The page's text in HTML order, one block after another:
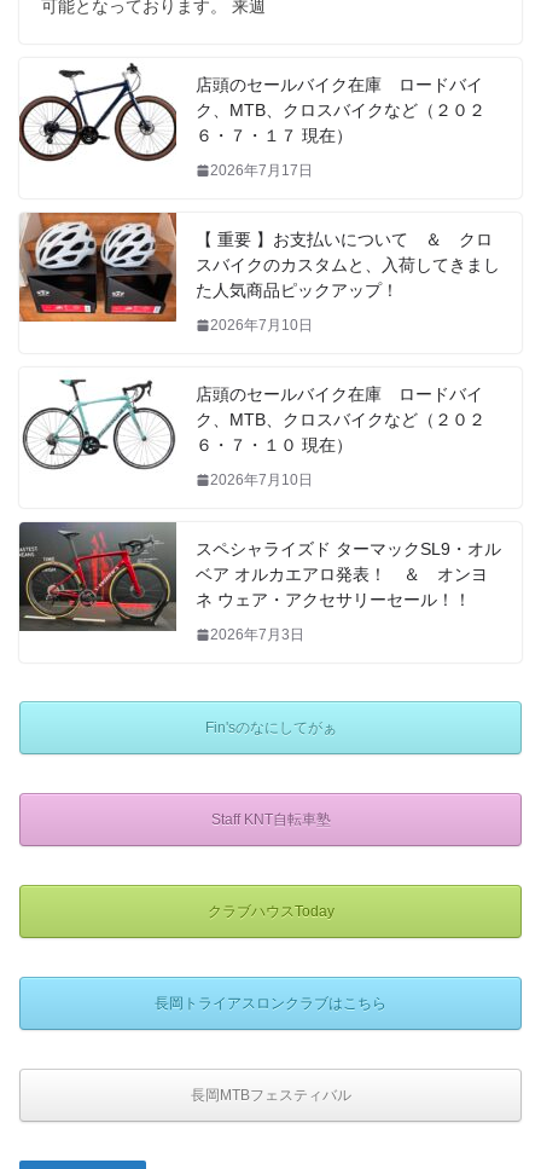
可能となっております。 来週
店頭のセールバイク在庫 ロードバイ
ク、MTB、クロスバイクなど（２０２
６・７・１７ 現在）
2026年7月17日
【 重要 】お支払いについて ＆ クロ
スバイクのカスタムと、入荷してきまし
た人気商品ピックアップ！
2026年7月10日
店頭のセールバイク在庫 ロードバイ
ク、MTB、クロスバイクなど（２０２
６・７・１０ 現在）
2026年7月10日
スペシャライズド ターマックSL9・オル
ベア オルカエアロ発表！ ＆ オンヨ
ネ ウェア・アクセサリーセール！！
2026年7月3日
Fin'sのなにしてがぁ
Staff KNT自転車塾
クラブハウスToday
長岡トライアスロンクラブはこちら
長岡MTBフェスティバル